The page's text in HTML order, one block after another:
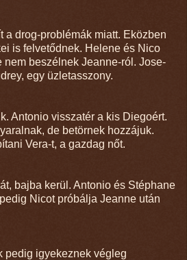
a drog-problémák miatt. Eközben
is felvetődnek. Helene és Nico
nem beszélnek Jeanne-ról. Jose-
egy üzletasszony.
Antonio visszatér a kis Diegoért.
de betörnek hozzájuk.
Vera-t, a gazdag nőt.
bajba kerül. Antonio és Stéphane
Nicot próbálja Jeanne után
pedig igyekeznek végleg